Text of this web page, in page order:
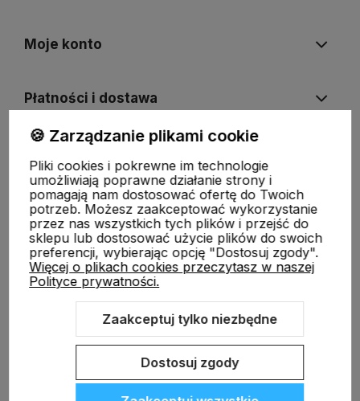
Moje konto
Płatności i dostawa
O nas
Sklep internetowy Shoper.pl Szablon Shoper Modern 3.0™
🍪 Zarządzanie plikami cookie
Pliki cookies i pokrewne im technologie
umożliwiają poprawne działanie strony i
pomagają nam dostosować ofertę do Twoich
potrzeb. Możesz zaakceptować wykorzystanie
przez nas wszystkich tych plików i przejść do
sklepu lub dostosować użycie plików do swoich
preferencji, wybierając opcję "Dostosuj zgody".
Więcej o plikach cookies przeczytasz w naszej
Polityce prywatności.
Zaakceptuj tylko niezbędne
Dostosuj zgody
ODBIERZ RABAT 5% NA PIERWSZE ZAKUPY!